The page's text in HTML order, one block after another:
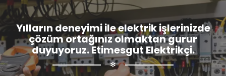
Yılların deneyimi ile elektrik işlerinizde
çözüm ortağınız olmaktan gurur
duyuyoruz. Etimesgut Elektrikçi.
✻